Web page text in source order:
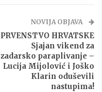
NOVIJA OBJAVA
PRVENSTVO HRVATSKE
Sjajan vikend za
zadarsko paraplivanje –
Lucija Mijolović i Joško
Klarin oduševili
nastupima!